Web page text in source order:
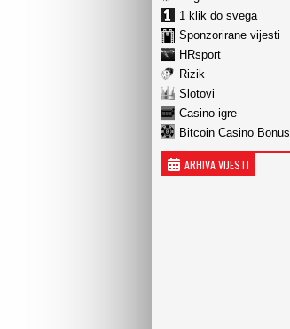
1 klik do svega
Sponzorirane vijesti
HRsport
Rizik
Slotovi
Casino igre
Bitcoin Casino Bonus
ARHIVA VIJESTI